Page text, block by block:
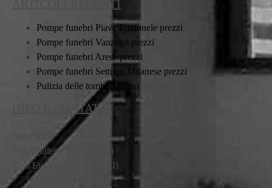
ARTICOLI RECENTI
Pompe funebri Piave Emanuele prezzi
Pompe funebri Vanzago prezzi
Pompe funebri Arese prezzi
Pompe funebri Settimo Milanese prezzi
Pulizia delle tombe Milano
INFO E CONTATTI
Sede Rho:
Via Aquileia, 31 Rho (MI)
C.so Europa, 221 Rho (MI)